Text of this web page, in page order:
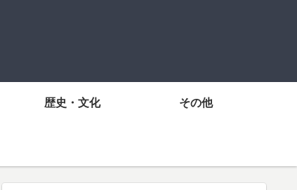
歴史・文化 その他